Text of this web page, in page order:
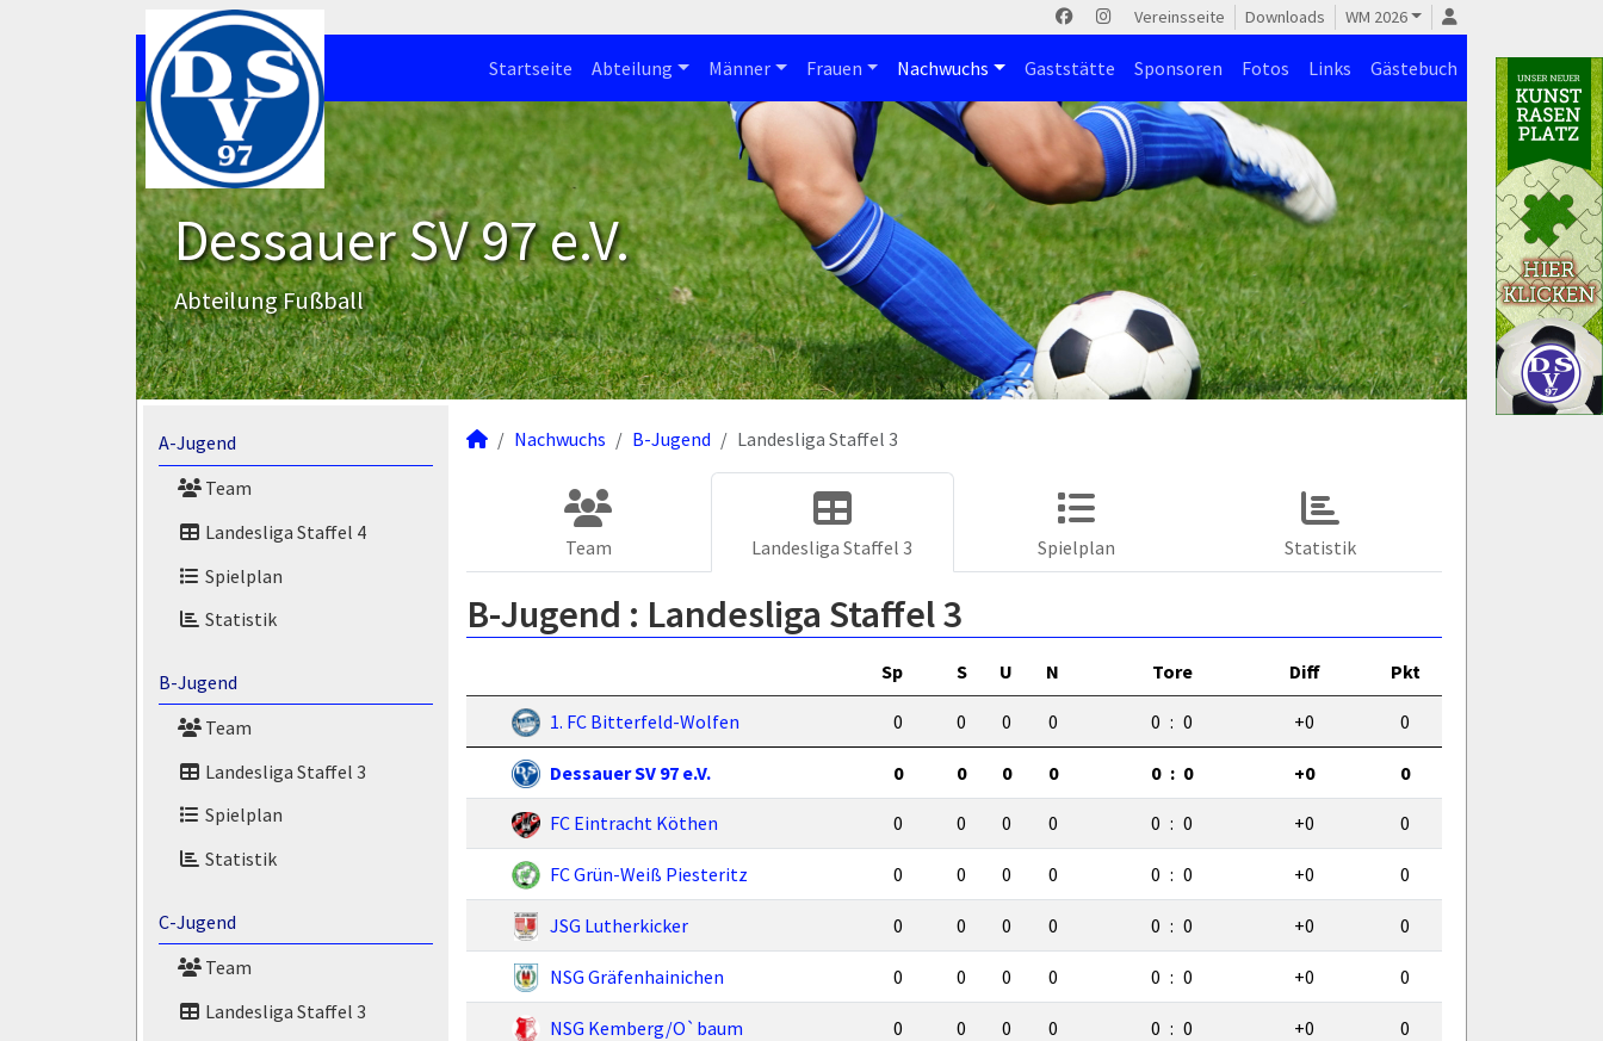
Vereinsseite Downloads WM 2026
Startseite Abteilung Männer Frauen Nachwuchs Gaststätte Sponsoren Fotos Links Gästebuch
Dessauer SV 97 e.V.
Abteilung Fußball
A-Jugend
Team
Landesliga Staffel 4
Spielplan
Statistik
B-Jugend
Team
Landesliga Staffel 3
Spielplan
Statistik
C-Jugend
Team
Landesliga Staffel 3
Nachwuchs B-Jugend Landesliga Staffel 3
Team Landesliga Staffel 3 Spielplan Statistik
B-Jugend : Landesliga Staffel 3
Sp S U N Tore Diff Pkt
1. FC Bitterfeld-Wolfen 0 0 0 0 0 : 0 +0 0
Dessauer SV 97 e.V. 0 0 0 0 0 : 0 +0 0
FC Eintracht Köthen 0 0 0 0 0 : 0 +0 0
FC Grün-Weiß Piesteritz 0 0 0 0 0 : 0 +0 0
JSG Lutherkicker 0 0 0 0 0 : 0 +0 0
NSG Gräfenhainichen 0 0 0 0 0 : 0 +0 0
NSG Kemberg/O`baum 0 0 0 0 0 : 0 +0 0